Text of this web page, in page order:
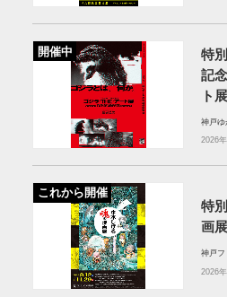
開催中
特
記
ト
神戸ゆ
2026
これから開催
特
画展
神戸フ
2026